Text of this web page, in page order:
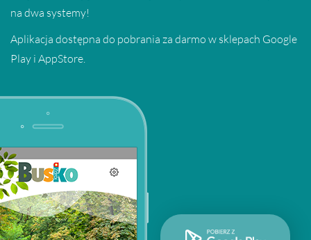
na dwa systemy!
Aplikacja dostępna do pobrania za darmo w sklepach Google
Play i AppStore.